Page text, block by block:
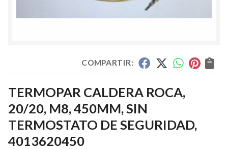
COMPARTIR:
TERMOPAR CALDERA ROCA,
20/20, M8, 450MM, SIN
TERMOSTATO DE SEGURIDAD,
4013620450